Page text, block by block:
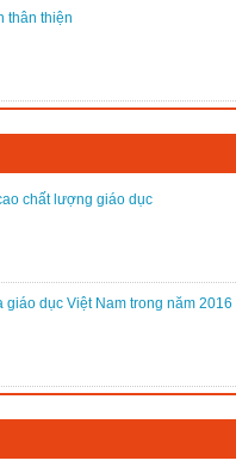
thân thiện
chất lượng giáo dục
giáo dục Việt Nam trong năm 2016